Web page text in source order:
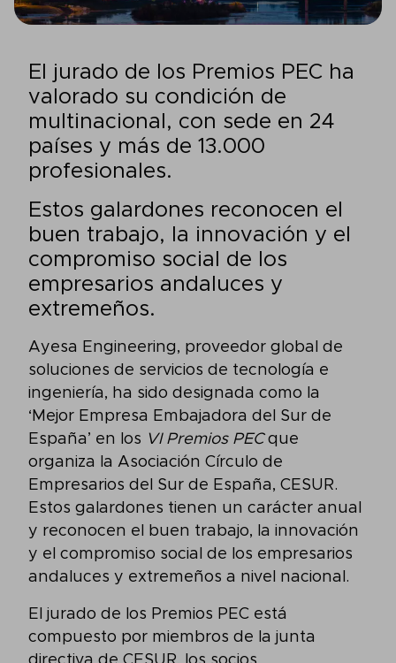
El jurado de los Premios PEC ha
valorado su condición de
multinacional, con sede en 24
países y más de 13.000
profesionales.
Estos galardones reconocen el
buen trabajo, la innovación y el
compromiso social de los
empresarios andaluces y
extremeños.
Ayesa Engineering, proveedor global de
soluciones de servicios de tecnología e
ingeniería, ha sido designada como la
‘Mejor Empresa Embajadora del Sur de
España’ en los VI Premios PECque
organiza la Asociación Círculo de
Empresarios del Sur de España, CESUR.
Estos galardones tienen un carácter anual
y reconocen el buen trabajo, la innovación
y el compromiso social de los empresarios
andaluces y extremeños a nivel nacional.
El jurado de los Premios PEC está
compuesto por miembros de la junta